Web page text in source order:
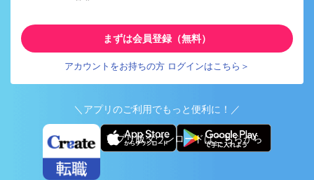
まずは会員登録（無料）
アカウントをお持ちの方 ログインはこちら＞
＼アプリのご利用でもっと便利に！／
アプリ版ダウンロードはこちらから